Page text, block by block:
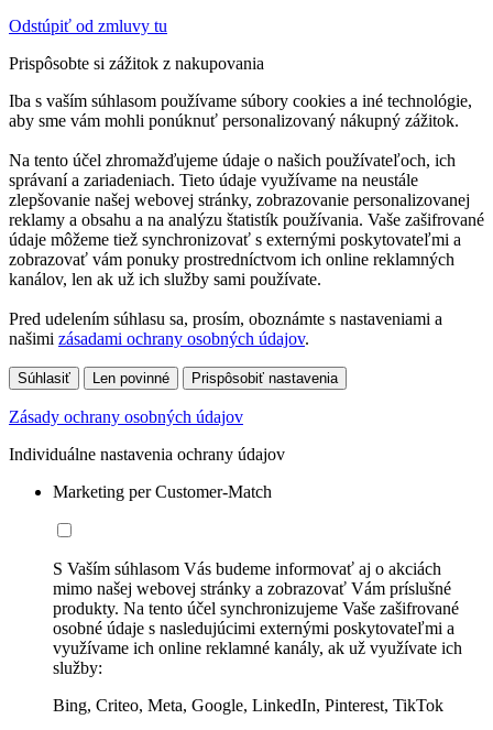
Odstúpiť od zmluvy tu
Prispôsobte si zážitok z nakupovania
Iba s vaším súhlasom používame súbory cookies a iné technológie,
aby sme vám mohli ponúknuť personalizovaný nákupný zážitok.
Na tento účel zhromažďujeme údaje o našich používateľoch, ich
správaní a zariadeniach. Tieto údaje využívame na neustále
zlepšovanie našej webovej stránky, zobrazovanie personalizovanej
reklamy a obsahu a na analýzu štatistík používania. Vaše zašifrované
údaje môžeme tiež synchronizovať s externými poskytovateľmi a
zobrazovať vám ponuky prostredníctvom ich online reklamných
kanálov, len ak už ich služby sami používate.
Pred udelením súhlasu sa, prosím, oboznámte s nastaveniami a
našimi zásadami ochrany osobných údajov.
Súhlasiť Len povinné Prispôsobiť nastavenia
Zásady ochrany osobných údajov
Individuálne nastavenia ochrany údajov
Marketing per Customer-Match
S Vaším súhlasom Vás budeme informovať aj o akciách
mimo našej webovej stránky a zobrazovať Vám príslušné
produkty. Na tento účel synchronizujeme Vaše zašifrované
osobné údaje s nasledujúcimi externými poskytovateľmi a
využívame ich online reklamné kanály, ak už využívate ich
služby:
Bing, Criteo, Meta, Google, LinkedIn, Pinterest, TikTok